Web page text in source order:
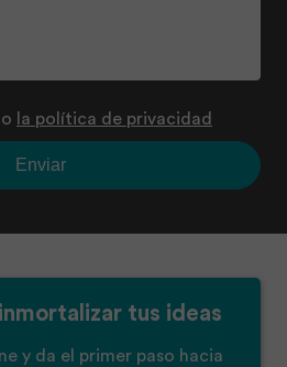
la política de privacidad
Enviar
tus ideas
y da el primer paso hacia